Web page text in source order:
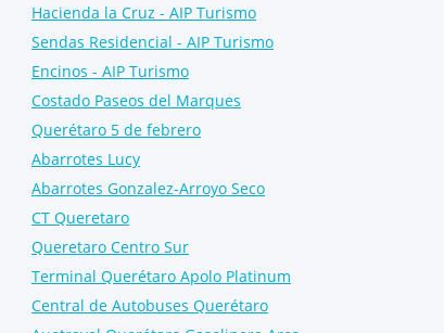
Hacienda la Cruz - AIP Turismo
Sendas Residencial - AIP Turismo
Encinos - AIP Turismo
Costado Paseos del Marques
Querétaro 5 de febrero
Abarrotes Lucy
Abarrotes Gonzalez-Arroyo Seco
CT Queretaro
Queretaro Centro Sur
Terminal Querétaro Apolo Platinum
Central de Autobuses Querétaro